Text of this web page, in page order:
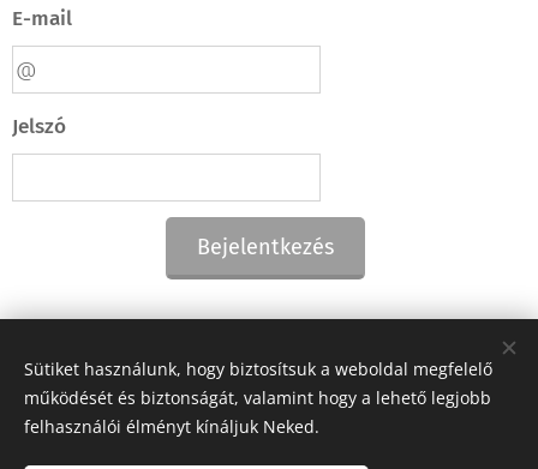
E-mail
Jelszó
Bejelentkezés
Sütiket használunk, hogy biztosítsuk a weboldal megfelelő
működését és biztonságát, valamint hogy a lehető legjobb
felhasználói élményt kínáljuk Neked.